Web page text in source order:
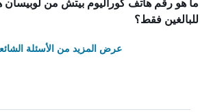
ما هو رقم هاتف كوراليوم بيتش من لوبيسان
للبالغين فقط؟
عرض المزيد من الأسئلة